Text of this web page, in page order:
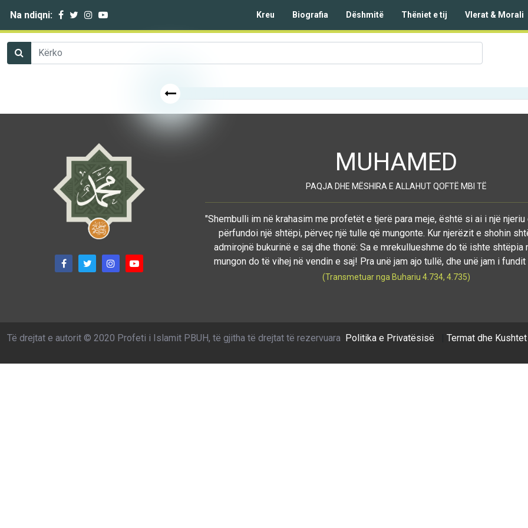
Na ndiqni: Kreu Biografia Dëshmitë Thëniet e tij Vlerat & Morali
MUHAMED
PAQJA DHE MËSHIRA E ALLAHUT QOFTË MBI TË
"Shembulli im në krahasim me profetët e tjerë para meje, është si ai i një
përfundoi një shtëpi, përveç një tulle që mungonte. Kur njerëzit e shohin
admirojnë bukurinë e saj dhe thonë: Sa e mrekullueshme do të ishte shtëpia
mungon do të vihej në vendin e saj! Pra unë jam ajo tullë, dhe unë jam i
(Transmetuar nga Buhariu 4.734, 4.735)
Të drejtat e autorit © 2020 Profeti i Islamit PBUH, të gjitha të drejtat të rezervuara Politika e Privatësisë Termat dhe Kushtet